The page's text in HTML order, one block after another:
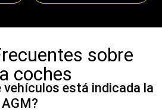
sobre
coches
vehículos está indicada la